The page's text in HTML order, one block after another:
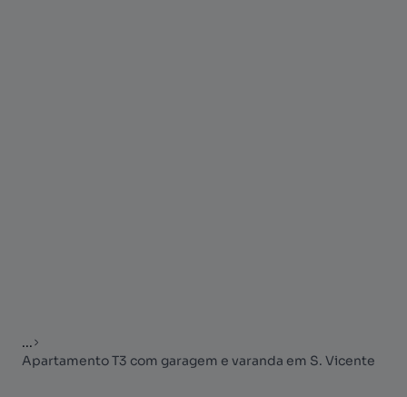
...
Apartamento T3 com garagem e varanda em S. Vicente